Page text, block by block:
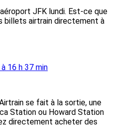
JFK lundi. Est-ce que
billets airtrain directement à
16 h 37 min
se fait à la sortie, une
Station ou Howard Station
directement acheter des